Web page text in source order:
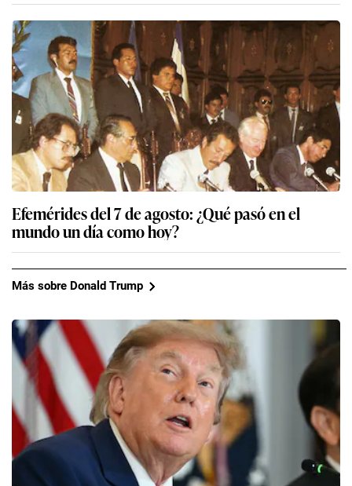
Efemérides del 7 de agosto: ¿Qué pasó en el
mundo un día como hoy?
Más sobre Donald Trump